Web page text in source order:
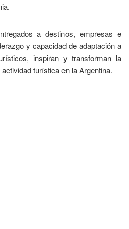
a destinos, empresas e
y capacidad de adaptación a
inspiran y transforman la
turística en la Argentina.